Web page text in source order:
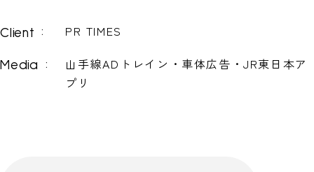
Client: PR TIMES
Media :
山手線ADトレイン・車体広告・JR東日本ア
プリ